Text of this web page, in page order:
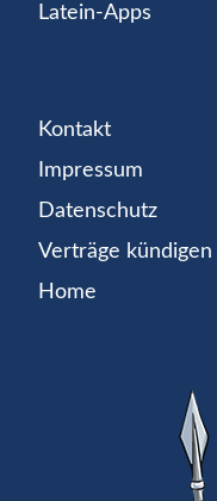
Latein-Apps
Kontakt
Impressum
Datenschutz
Verträge kündigen
Home